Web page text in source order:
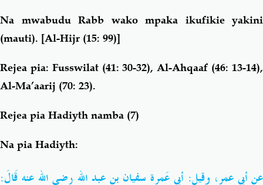
Na mwabudu Rabb wako mpaka ikufikie yakini
(mauti). [Al-Hijr (15: 99)]
Rejea pia: Fusswilat (41: 30-32), Al-Ahqaaf (46: 13-14),
Al-Ma’aarij (70: 23).
Rejea pia Hadiyth namba (7)
Na pia Hadiyth:
عن أبي عمر، وقيل: أبي عَمرة سفيان بن عبد الله رضي الله عنه قَالَ: